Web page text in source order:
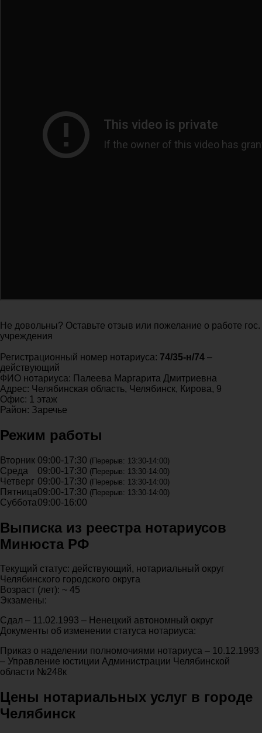
Не довольны? Оставьте отзыв или пожелание о работе гос.
учреждения
Регистрационный номер нотариуса: 74/35-н/74 –
действующий
ФИО нотариуса: Палеева Маргарита Дмитриевна
Адрес: Челябинская область, Челябинск, Кирова, 9
Офис: 1 этаж
Район: Заречье
Режим работы
Вторник 09:00-17:30 (Перерыв: 13:30-14:00)
Среда 09:00-17:30 (Перерыв: 13:30-14:00)
Четверг 09:00-17:30 (Перерыв: 13:30-14:00)
Пятница09:00-17:30 (Перерыв: 13:30-14:00)
Суббота09:00-16:00
Выписка из реестра нотариусов
Минюста РФ
Текущий статус: действующий, нотариальный округ
Челябинского городского округа
Возраст (лет): ~ 45
Экзамены:
Сдал – 11.02.1993 – Ненецкий автономный округ
Документы об изменении статуса нотариуса:
Приказ о наделении полномочиями нотариуса – 10.12.1993
– Управление юстиции Администрации Челябинской
области №248к
Цены нотариальных услуг в городе
Челябинск